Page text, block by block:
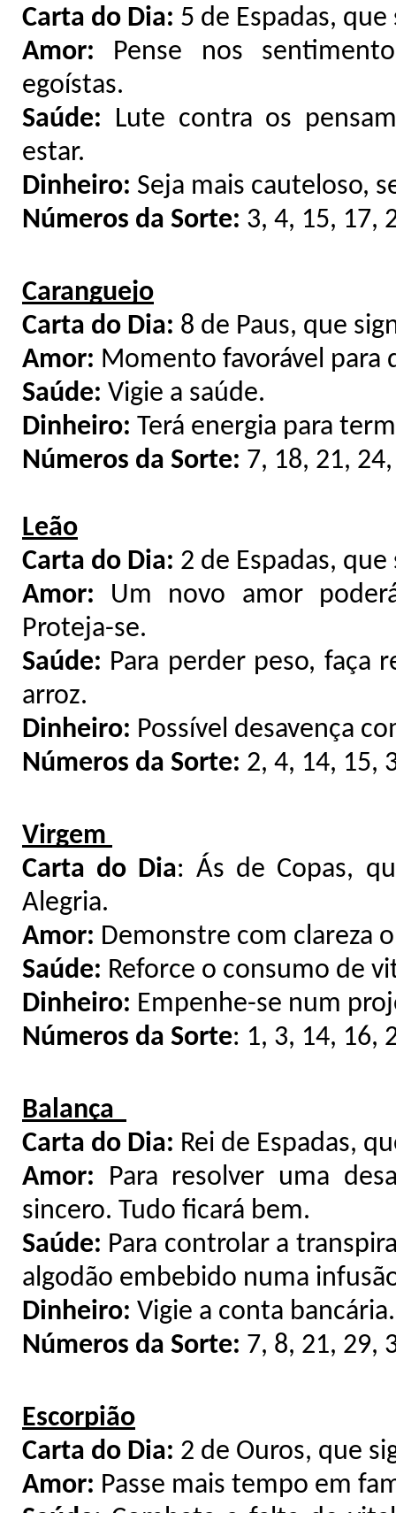
Carta do Dia: 5 de Espadas,
Amor: Pense nos
egoístas.
Saúde: Lute contra os
estar.
Dinheiro: Seja mais cauteloso,
Números da Sorte: 3, 4, 15, 17,
Caranguejo
Carta do Dia: 8 de Paus, que
Amor: Momento favorável para
Saúde: Vigie a saúde.
Dinheiro: Terá energia para
Números da Sorte: 7, 18, 21,
Leão
Carta do Dia: 2 de Espadas,
Amor: Um novo amor
Proteja-se.
Saúde: Para perder peso, faça
arroz.
Dinheiro: Possível desavença
Números da Sorte: 2, 4, 14, 15,
Virgem
Carta do Dia: Ás de Copas,
Alegria.
Amor: Demonstre com clareza
Saúde: Reforce o consumo de
Dinheiro: Empenhe-se num
Números da Sorte: 1, 3, 14, 16,
Balança
Carta do Dia: Rei de Espadas,
Amor: Para resolver uma
sincero. Tudo ficará bem.
Saúde: Para controlar a
algodão embebido numa
Dinheiro: Vigie a conta
Números da Sorte: 7, 8, 21, 29,
Escorpião
Carta do Dia: 2 de Ouros, que
Amor: Passe mais tempo em